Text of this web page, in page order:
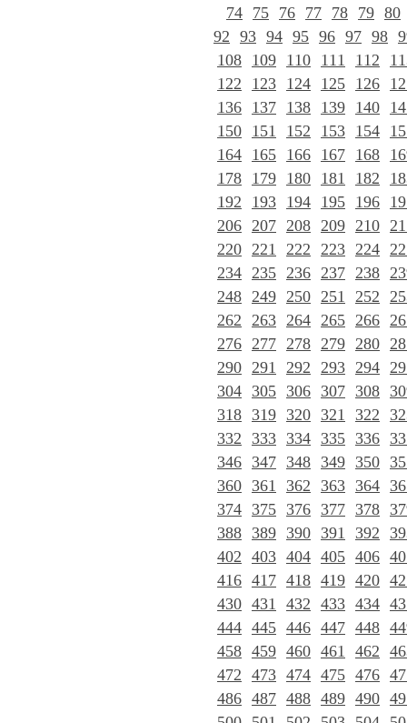
74 75 76 77 78 79 80
92 93 94 95 96 97 98
108 109 110 111 112
122
123 124 125 126
136 137 138 139 140
150 151 152 153 154
164 165 166 167 168
178 179 180 181 182
192
193 194 195 196
206 207 208 209 210
220 221 222 223 224
234 235 236 237 238
248 249 250 251 252
262 263 264 265 266
276 277 278 279 280
290 291 292 293 294
304 305 306 307 308
318 319 320 321 322
332 333 334 335 336
346 347 348 349 350
360 361 362 363 364
374 375 376 377 378
388 389 390 391 392
402 403 404 405 406
416 417 418 419 420
430 431 432 433 434
444 445 446 447 448
458 459 460 461 462
472 473 474 475 476
486 487 488 489 490